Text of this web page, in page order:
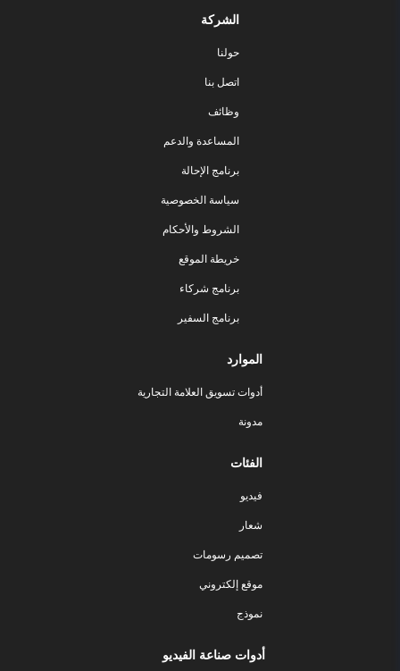
الشركة
حولنا
اتصل بنا
وظائف
المساعدة والدعم
برنامج الإحالة
سياسة الخصوصية
الشروط والأحكام
خريطة الموقع
برنامج شركاء
برنامج السفير
الموارد
أدوات تسويق العلامة التجارية
مدونة
الفئات
فيديو
شعار
تصميم رسومات
موقع إلكتروني
نموذج
أدوات صناعة الفيديو